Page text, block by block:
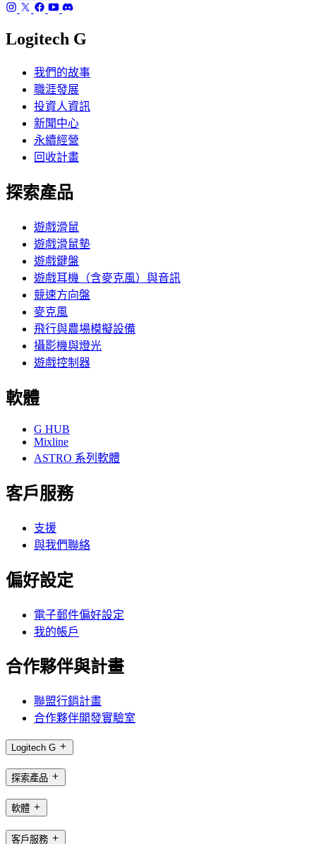
Logitech G
我們的故事
職涯發展
投資人資訊
新聞中心
永續經營
回收計畫
探索產品
遊戲滑鼠
遊戲滑鼠墊
遊戲鍵盤
遊戲耳機（含麥克風）與音訊
競速方向盤
麥克風
飛行與農場模擬設備
攝影機與燈光
遊戲控制器
軟體
G HUB
Mixline
ASTRO 系列軟體
客戶服務
支援
與我們聯絡
偏好設定
電子郵件偏好設定
我的帳戶
合作夥伴與計畫
聯盟行銷計畫
合作夥伴開發實驗室
Logitech G
探索產品
軟體
客戶服務